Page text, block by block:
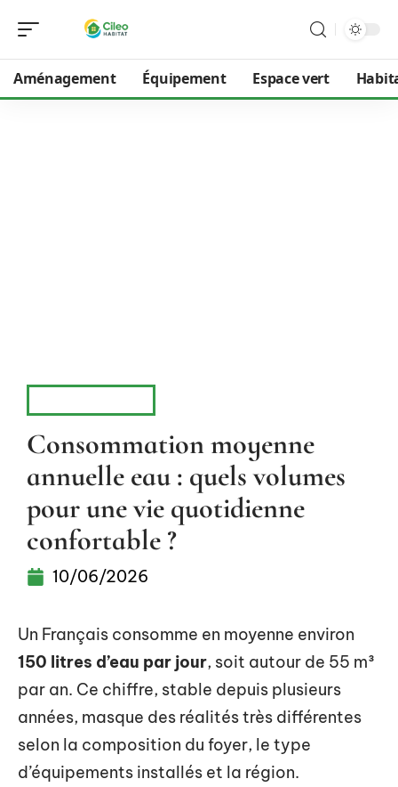
Aménagement Équipement Espace vert
Consommation moyenne
annuelle eau : quels volumes
pour une vie quotidienne
confortable ?
10/06/2026
Un Français consomme en moyenne environ
150 litres d’eau par jour, soit autour de 55 m³
par an. Ce chiffre, stable depuis plusieurs
années, masque des réalités très différentes
selon la composition du foyer, le type
d’équipements installés et la région.